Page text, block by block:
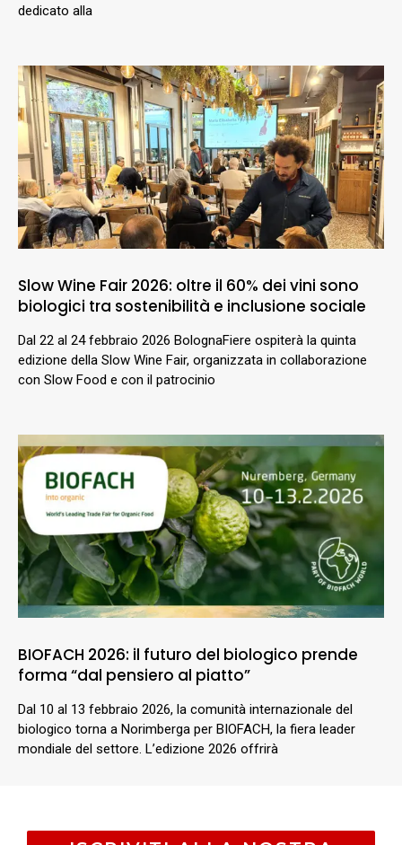
dedicato alla
Slow Wine Fair 2026: oltre il 60% dei vini sono
biologici tra sostenibilità e inclusione sociale
Dal 22 al 24 febbraio 2026 BolognaFiere ospiterà la quinta
edizione della Slow Wine Fair, organizzata in collaborazione
con Slow Food e con il patrocinio
BIOFACH 2026: il futuro del biologico prende
forma “dal pensiero al piatto”
Dal 10 al 13 febbraio 2026, la comunità internazionale del
biologico torna a Norimberga per BIOFACH, la fiera leader
mondiale del settore. L’edizione 2026 offrirà